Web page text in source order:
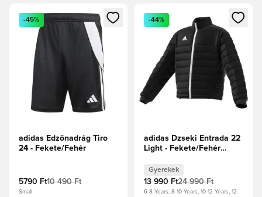
Megnyit egy modált a bejelentkezéshez vagy a tagként
-45%
adidas Edzőnadrág Tiro
24 - Fekete/Fehér
5790 Ft10 490 Ft
Small
Megnyit egy modált a
-44%
adidas Dzseki Entrada 22
Light - Fekete/Fehér
Gyerekek
13 990 Ft24 990 Ft
6-8 Years, 8-10 Years, 10-12 Years, 12-